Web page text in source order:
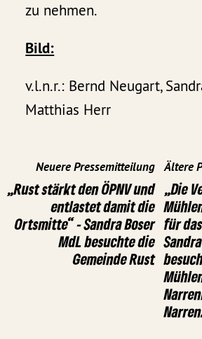
zu nehmen.
Bild:
v.l.n.r.: Bernd Neugart,
Matthias Herr
Neuere Pressemitteilung
„Rust stärkt den ÖPNV und
entlastet damit die
Ortsmitte“ - Sandra Boser
MdL besuchte die
Gemeinde Rust
Ältere
„Die
für